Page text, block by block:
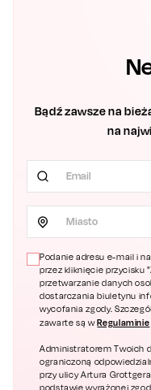
Bądź zawsze na
na
Miasto
Podanie adresu e-mail i
przez kliknięcie przycisku
przetwarzanie danych
dostarczania biuletynu
wycofania zgody.
zawarte są wRegulaminie
Administratorem Twoich
ograniczoną
przy ulicy Artura